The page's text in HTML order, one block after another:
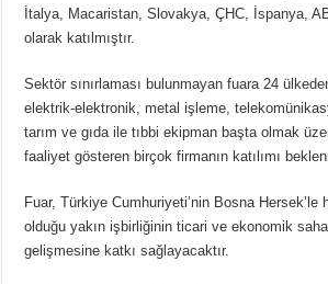
İtalya, Macaristan, Slovakya, ÇHC, İspanya,
olarak katılmıştır.
Sektör sınırlaması bulunmayan fuara 24
elektrik-elektronik, metal işleme,
tarım ve gıda ile tıbbi ekipman başta olmak
faaliyet gösteren birçok firmanın katılımı
Fuar, Türkiye Cumhuriyeti’nin Bosna Hersek’le
olduğu yakın işbirliğinin ticari ve ekonomik
gelişmesine katkı sağlayacaktır.